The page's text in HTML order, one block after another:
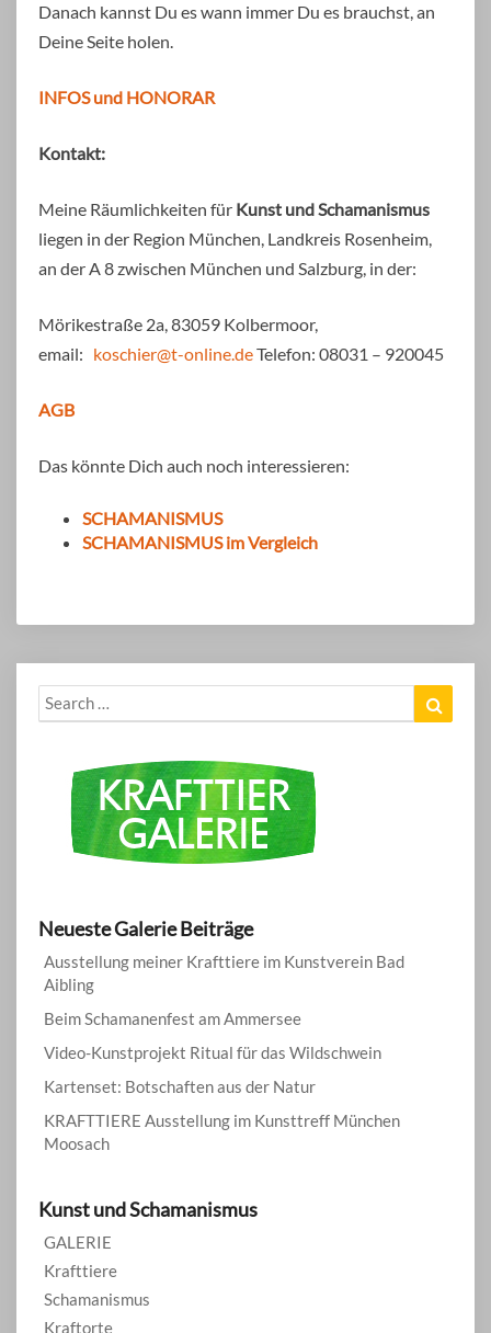
Danach kannst Du es wann immer Du es brauchst, an
Deine Seite holen.
INFOS und HONORAR
Kontakt:
Meine Räumlichkeiten für Kunst und Schamanismus
liegen in der Region München, Landkreis Rosenheim,
an der A 8 zwischen München und Salzburg, in der:
Mörikestraße 2a, 83059 Kolbermoor,
email: koschier@t-online.deTelefon: 08031 – 920045
AGB
Das könnte Dich auch noch interessieren:
SCHAMANISMUS
SCHAMANISMUS im Vergleich
Search
for:
Neueste Galerie Beiträge
Ausstellung meiner Krafttiere im Kunstverein Bad
Aibling
Beim Schamanenfest am Ammersee
Video-Kunstprojekt Ritual für das Wildschwein
Kartenset: Botschaften aus der Natur
KRAFTTIERE Ausstellung im Kunsttreff München
Moosach
Kunst und Schamanismus
GALERIE
Krafttiere
Schamanismus
Kraftorte